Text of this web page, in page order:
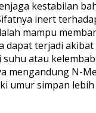
kestabilan
inert
mampu
dapat terjadi
atau
mengandung N-
umur simpan